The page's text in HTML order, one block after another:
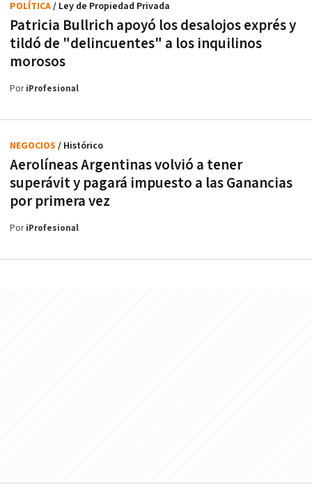
Patricia Bullrich apoyó los desalojos exprés y
tildó de "delincuentes" a los inquilinos
morosos
POLÍTICA/ Ley de Propiedad Privada
PoriProfesional
Aerolíneas Argentinas volvió a tener
superávit y pagará impuesto a las Ganancias
por primera vez
NEGOCIOS / Histórico
PoriProfesional